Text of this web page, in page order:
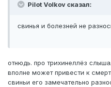
Pilot Volkov сказал:
свинья и болезней не
отнюдь. про трихинеллёз
вполне может привести к
свиньи его замечательно